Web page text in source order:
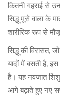
कितनी गहराई से
सिद्धू मूसे वाला के
शारीरिक रूप से
सिद्धू की
यादों में बसती है,
है। यह नवजात
आगे बढ़ाते हुए नए